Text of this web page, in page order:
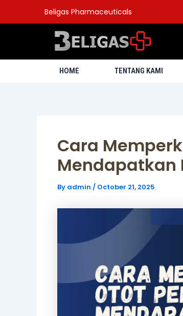
Beligas Pharmaceuticals
HOME TENTANG KAMI
Cara
Mendapatkan
By admin / October 21, 2025
Post
navigation